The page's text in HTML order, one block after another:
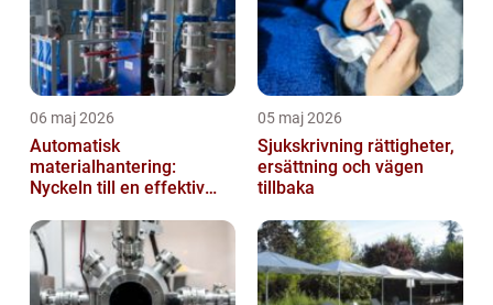
06 maj 2026
Automatisk
materialhantering:
Nyckeln till en effektiv
05 maj 2026
Sjukskrivning rättigheter,
ersättning och vägen
tillbaka